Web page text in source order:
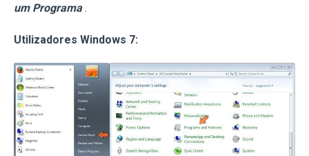
um Programa .
Utilizadores Windows 7: